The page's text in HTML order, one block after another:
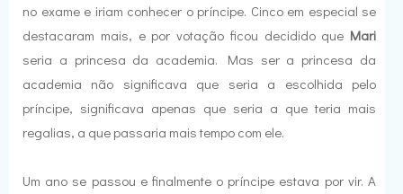
no exame e iriam conhecer o príncipe. Cinco em especial se
destacaram mais, e por votação ficou decidido que Mari
seria a princesa da academia. Mas ser a princesa da
academia não significava que seria a escolhida pelo
príncipe, significava apenas que seria a que teria mais
regalias, a que passaria mais tempo com ele.
Um ano se passou e finalmente o príncipe estava por vir. A